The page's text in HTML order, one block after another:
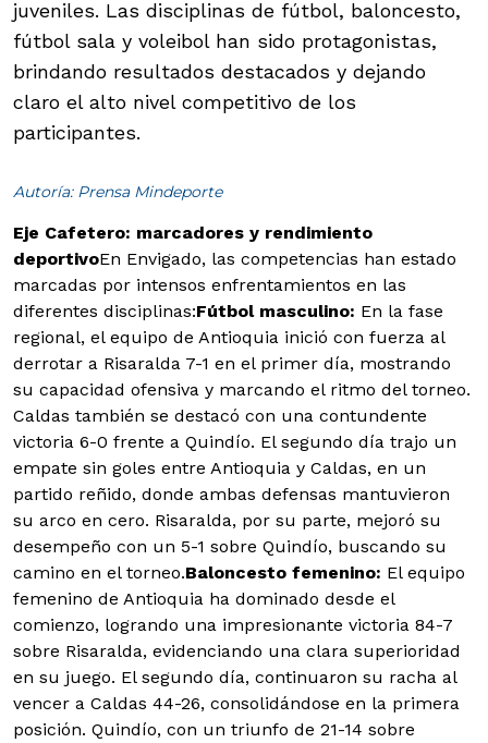
juveniles. Las disciplinas de fútbol, baloncesto,
fútbol sala y voleibol han sido protagonistas,
brindando resultados destacados y dejando
claro el alto nivel competitivo de los
participantes.
Autoría: Prensa Mindeporte
Eje Cafetero: marcadores y rendimiento
deportivoEn Envigado, las competencias han estado
marcadas por intensos enfrentamientos en las
diferentes disciplinas:Fútbol masculino: En la fase
regional, el equipo de Antioquia inició con fuerza al
derrotar a Risaralda 7-1 en el primer día, mostrando
su capacidad ofensiva y marcando el ritmo del torneo.
Caldas también se destacó con una contundente
victoria 6-0 frente a Quindío. El segundo día trajo un
empate sin goles entre Antioquia y Caldas, en un
partido reñido, donde ambas defensas mantuvieron
su arco en cero. Risaralda, por su parte, mejoró su
desempeño con un 5-1 sobre Quindío, buscando su
camino en el torneo.Baloncesto femenino: El equipo
femenino de Antioquia ha dominado desde el
comienzo, logrando una impresionante victoria 84-7
sobre Risaralda, evidenciando una clara superioridad
en su juego. El segundo día, continuaron su racha al
vencer a Caldas 44-26, consolidándose en la primera
posición. Quindío, con un triunfo de 21-14 sobre